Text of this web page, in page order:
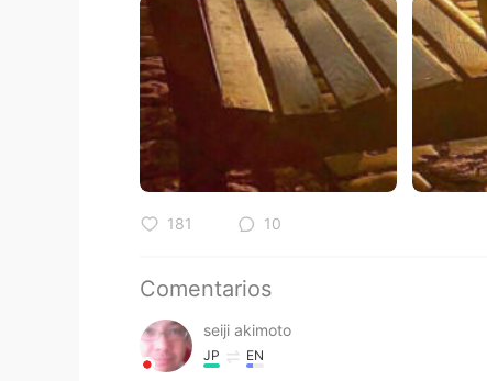
181 10
Comentarios
seiji akimoto
JP EN